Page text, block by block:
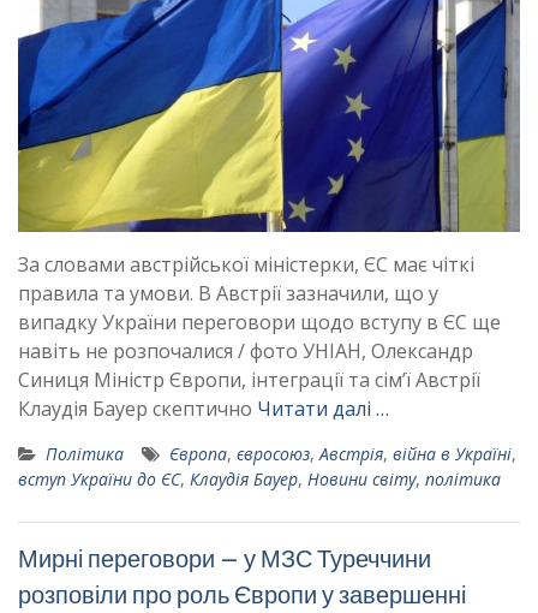
За словами австрійської міністерки, ЄС має чіткі
правила та умови. В Австрії зазначили, що у
випадку України переговори щодо вступу в ЄС ще
навіть не розпочалися / фото УНІАН, Олександр
Синиця Міністр Європи, інтеграції та сім’ї Австрії
Клаудія Бауер скептично Читати далі …
Політика Європа, євросоюз,Австрія, війна в Україні,
вступ України до ЄС, Клаудія Бауер, Новини світу, політика
Мирні переговори – у МЗС Туреччини
розповіли про роль Європи у завершенні